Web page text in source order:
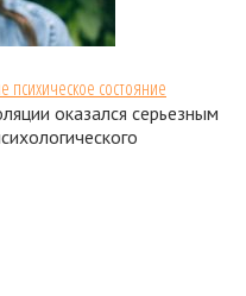
психическое состояние
оказался серьезным